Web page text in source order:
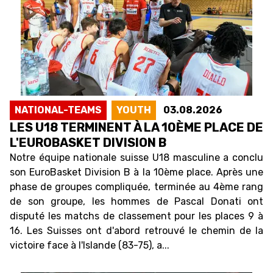
NATIONAL-TEAMS YOUTH 03.08.2026
LES U18 TERMINENT À LA 10ÈME PLACE DE
L'EUROBASKET DIVISION B
Notre équipe nationale suisse U18 masculine a conclu
son EuroBasket Division B à la 10ème place. Après une
phase de groupes compliquée, terminée au 4ème rang
de son groupe, les hommes de Pascal Donati ont
disputé les matchs de classement pour les places 9 à
16. Les Suisses ont d'abord retrouvé le chemin de la
victoire face à l'Islande (83-75), a...